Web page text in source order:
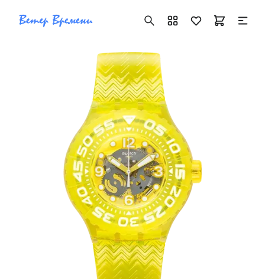
+7 ( 705 ) 181-42-50
info@vetervremeni.kz
Авторизация
Каталог
Мужские часы
Женские часы